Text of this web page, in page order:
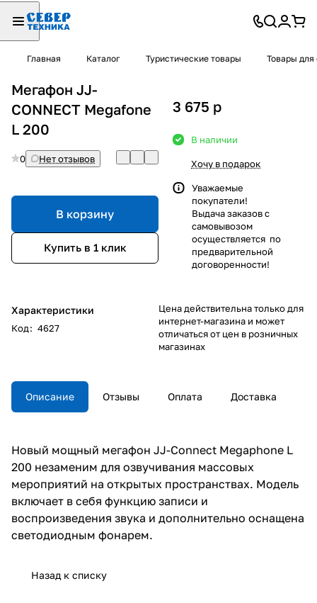
Главная Каталог Туристические товары Товары для
Мегафон JJ-
CONNECT Megafone
L 200
0 Нет отзывов
В корзину
Купить в 1 клик
Характеристики
Код: 4627
3 675 p
В наличии
Хочу в подарок
Уважаемые
покупатели!
Выдача заказов с
самовывозом
осуществляется по
предварительной
договоренности!
Цена действительна только для
интернет-магазина и может
отличаться от цен в розничных
магазинах
Описание Отзывы Оплата Доставка
Новый мощный мегафон JJ-Сonnect Megaphone L
200 незаменим для озвучивания массовых
мероприятий на открытых пространствах. Модель
включает в себя функцию записи и
воспроизведения звука и дополнительно оснащена
светодиодным фонарем.
Назад к списку